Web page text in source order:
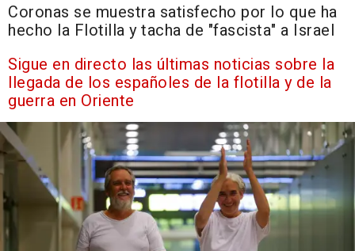
Coronas se muestra satisfecho por lo que ha
hecho la Flotilla y tacha de "fascista" a Israel
Sigue en directo las últimas noticias sobre la
llegada de los españoles de la flotilla y de la
guerra en Oriente